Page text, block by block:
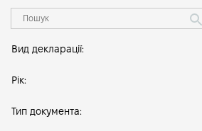
Вид декларації:
Рік:
Тип документа: